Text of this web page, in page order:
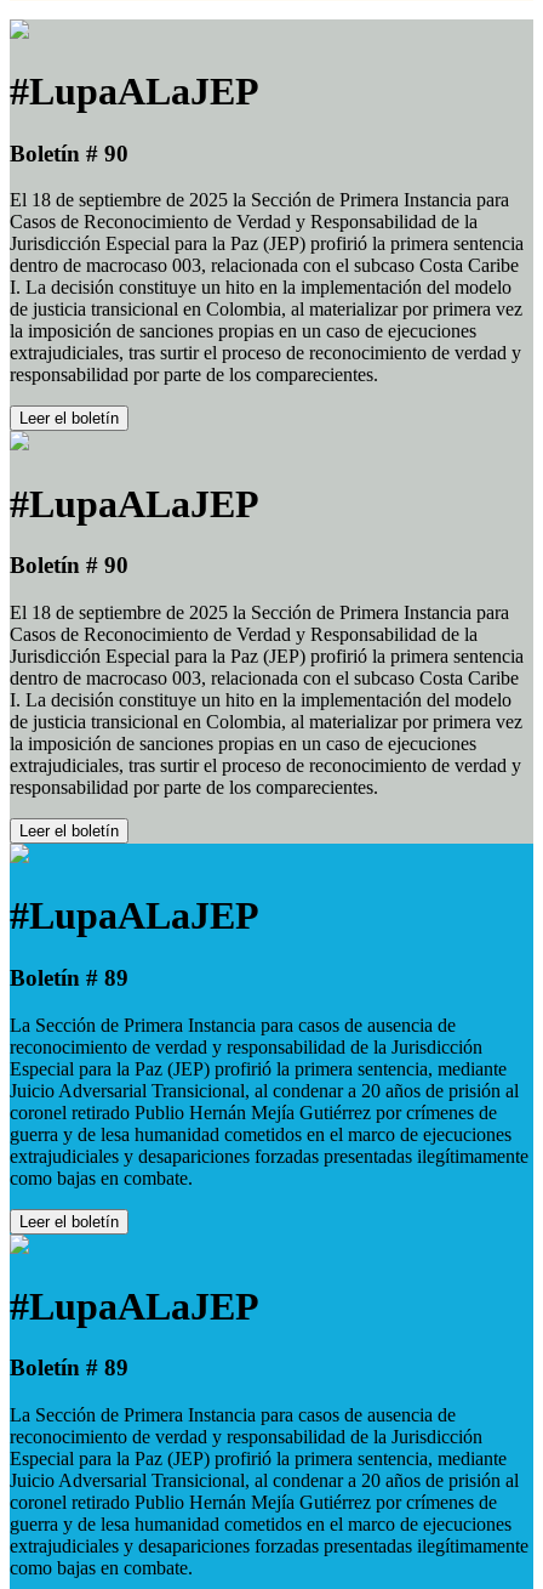
#LupaALaJEP
Boletín # 90
El 18 de septiembre de 2025 la Sección de Primera Instancia para
Casos de Reconocimiento de Verdad y Responsabilidad de la
Jurisdicción Especial para la Paz (JEP) profirió la primera sentencia
dentro de macrocaso 003, relacionada con el subcaso Costa Caribe
I. La decisión constituye un hito en la implementación del modelo
de justicia transicional en Colombia, al materializar por primera vez
la imposición de sanciones propias en un caso de ejecuciones
extrajudiciales, tras surtir el proceso de reconocimiento de verdad y
responsabilidad por parte de los comparecientes.
Leer el boletín
#LupaALaJEP
Boletín # 90
El 18 de septiembre de 2025 la Sección de Primera Instancia para
Casos de Reconocimiento de Verdad y Responsabilidad de la
Jurisdicción Especial para la Paz (JEP) profirió la primera sentencia
dentro de macrocaso 003, relacionada con el subcaso Costa Caribe
I. La decisión constituye un hito en la implementación del modelo
de justicia transicional en Colombia, al materializar por primera vez
la imposición de sanciones propias en un caso de ejecuciones
extrajudiciales, tras surtir el proceso de reconocimiento de verdad y
responsabilidad por parte de los comparecientes.
Leer el boletín
#LupaALaJEP
Boletín # 89
La Sección de Primera Instancia para casos de ausencia de
reconocimiento de verdad y responsabilidad de la Jurisdicción
Especial para la Paz (JEP) profirió la primera sentencia, mediante
Juicio Adversarial Transicional, al condenar a 20 años de prisión al
coronel retirado Publio Hernán Mejía Gutiérrez por crímenes de
guerra y de lesa humanidad cometidos en el marco de ejecuciones
extrajudiciales y desapariciones forzadas presentadas ilegítimamente
como bajas en combate.
Leer el boletín
#LupaALaJEP
Boletín # 89
La Sección de Primera Instancia para casos de ausencia de
reconocimiento de verdad y responsabilidad de la Jurisdicción
Especial para la Paz (JEP) profirió la primera sentencia, mediante
Juicio Adversarial Transicional, al condenar a 20 años de prisión al
coronel retirado Publio Hernán Mejía Gutiérrez por crímenes de
guerra y de lesa humanidad cometidos en el marco de ejecuciones
extrajudiciales y desapariciones forzadas presentadas ilegítimamente
como bajas en combate.